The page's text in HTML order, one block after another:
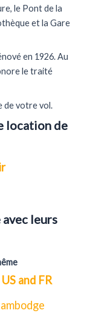
le Pont de la
et la Gare
en 1926. Au
le traité
de votre vol.
location de
leurs
and FR